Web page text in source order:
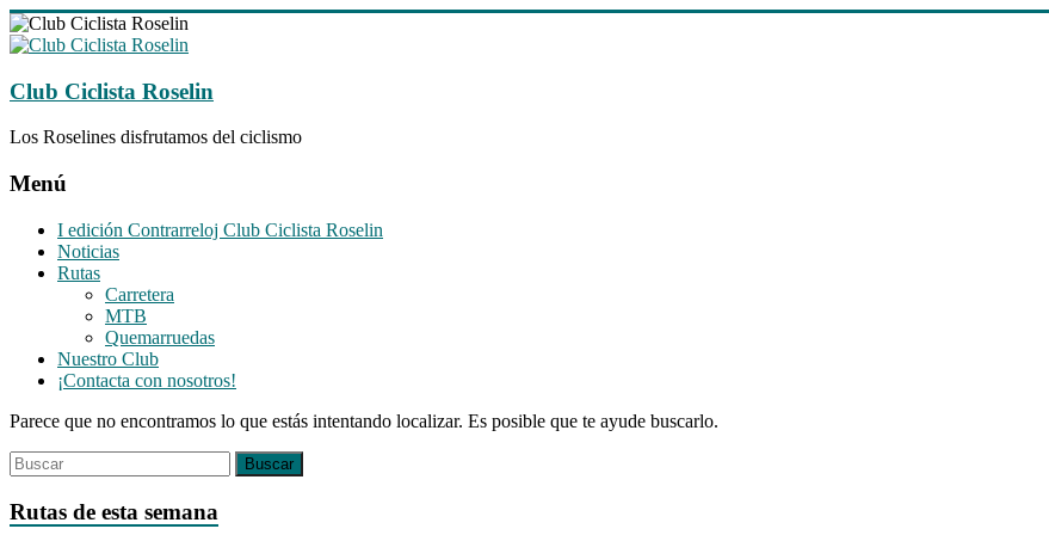
Saltar
al
Club Ciclista Roselin
Los Roselines disfrutamos del ciclismo
Menú
I edición Contrarreloj Club Ciclista Roselin
Noticias
Rutas
Carretera
MTB
Quemarruedas
Nuestro Club
¡Contacta con nosotros!
Parece que no encontramos lo que estás intentando localizar. Es posible que te ayude buscarlo.
Rutas de esta semana